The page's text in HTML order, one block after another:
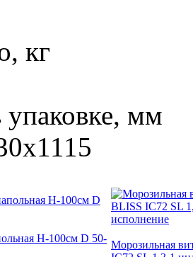
кг
мм
H-100см D 50-
Морозильная